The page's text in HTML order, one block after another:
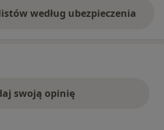
według ubezpieczenia
swoją opinię